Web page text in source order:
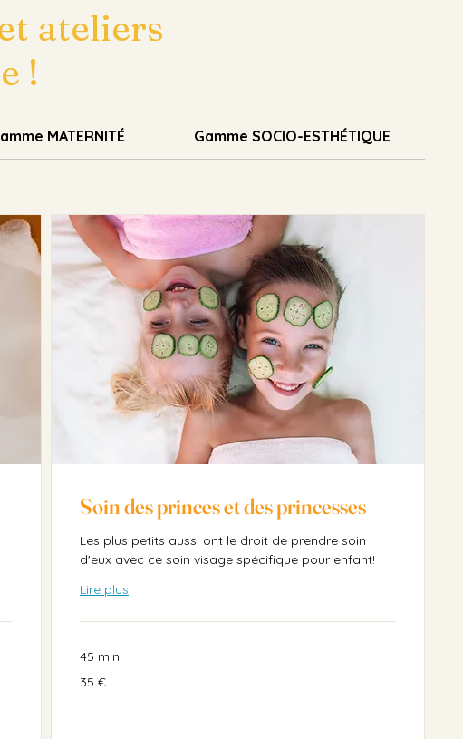
ateliers
!
MATERNITÉ Gamme SOCIO-ESTHÉTIQUE
Soin des princes et des princesses
Les plus petits aussi ont le droit de prendre soin
d'eux avec ce soin visage spécifique pour enfant!
Lire plus
45 min
euros
35 €